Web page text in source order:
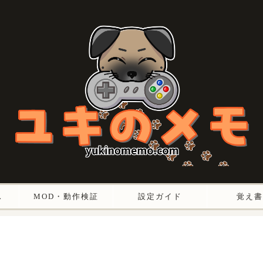
MOD・動作検証 設定ガイド 覚え書